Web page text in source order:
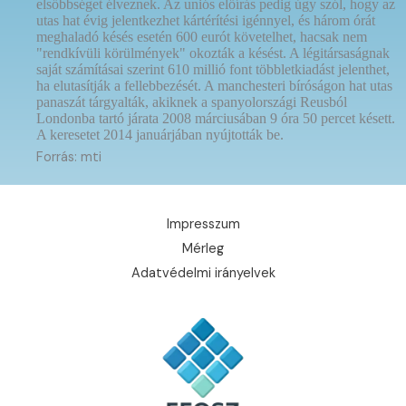
elsőbbséget élveznek. Az uniós előírás pedig úgy szól, hogy az
utas hat évig jelentkezhet kártérítési igénnyel, és három órát
meghaladó késés esetén 600 eurót követelhet, hacsak nem
"rendkívüli körülmények" okozták a késést. A légitársaságnak
saját számításai szerint 610 millió font többletkiadást jelenthet,
ha elutasítják a fellebbezését. A manchesteri bíróságon hat utas
panaszát tárgyalták, akiknek a spanyolországi Reusból
Londonba tartó járata 2008 márciusában 9 óra 50 percet késett.
A keresetet 2014 januárjában nyújtották be.
Forrás: mti
Impresszum
Mérleg
Adatvédelmi irányelvek